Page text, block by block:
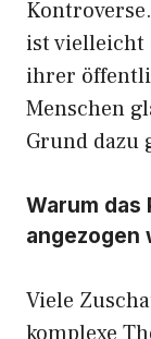
ist vielleicht
ihrer
Menschen
Grund dazu
Warum das
angezogen
Viele
komplexe